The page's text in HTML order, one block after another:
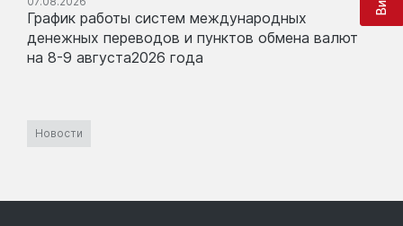
График работы систем международных
денежных переводов и пунктов обмена валют
на 8-9 августа2026 года
Новости